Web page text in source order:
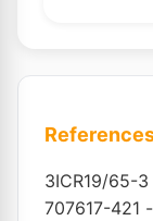
3ICR19/65-3
707617-421 -